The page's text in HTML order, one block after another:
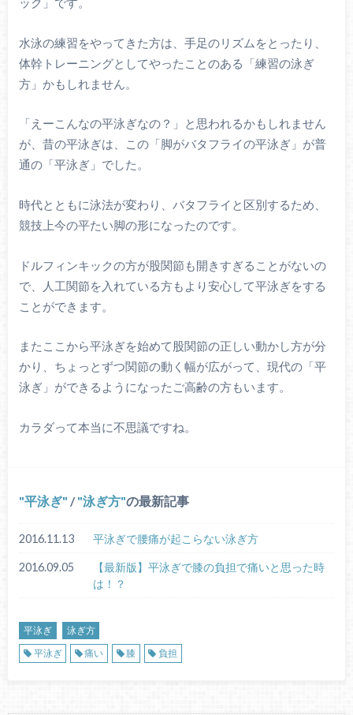
水泳の練習をやってきた方は、手足のリズムをとったり、
体幹トレーニングとしてやったことのある「練習の泳ぎ
方」かもしれません。
「えーこんなの平泳ぎなの？」と思われるかもしれません
が、昔の平泳ぎは、この「脚がバタフライの平泳ぎ」が普
通の「平泳ぎ」でした。
時代とともに泳法が変わり、バタフライと区別するため、
競技上今の平たい脚の形になったのです。
ドルフィンキックの方が股関節も開きすぎることがないの
で、人工関節を入れている方もより安心して平泳ぎをする
ことができます。
またここから平泳ぎを始めて股関節の正しい動かし方が分
かり、ちょっとずつ関節の動く幅が広がって、現代の「平
泳ぎ」ができるようになったご高齢の方もいます。
カラダって本当に不思議ですね。
平泳ぎ / 泳ぎ方 の最新記事
2016.11.13 平泳ぎで腰痛が起こらない泳ぎ方
2016.09.05
【最新版】平泳ぎで膝の負担で痛いと思った時
は！？
平泳ぎ
泳ぎ方
平泳ぎ
痛い 膝 負担